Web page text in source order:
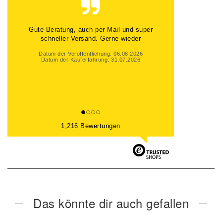
Gute Beratung, auch per Mail und super
schneller Versand. Gerne wieder
Datum der Veröffentlichung: 06.08.2026
Datum der Kauferfahrung: 31.07.2026
1,216 Bewertungen
Das könnte dir auch gefallen